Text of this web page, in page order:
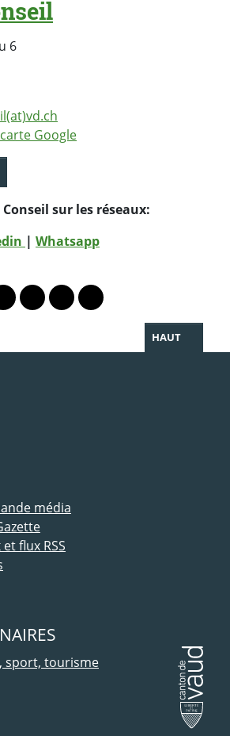
6
Google
sur les réseaux:
| Whatsapp
Mastodon
profil Bluesky
le profil Instagram
Lien vers le profil Linkedin
Lien vers le profil Facebook
Lien vers le profil Twitter
Partager par WhatsApp
HAUT
média
flux RSS
sport, tourisme